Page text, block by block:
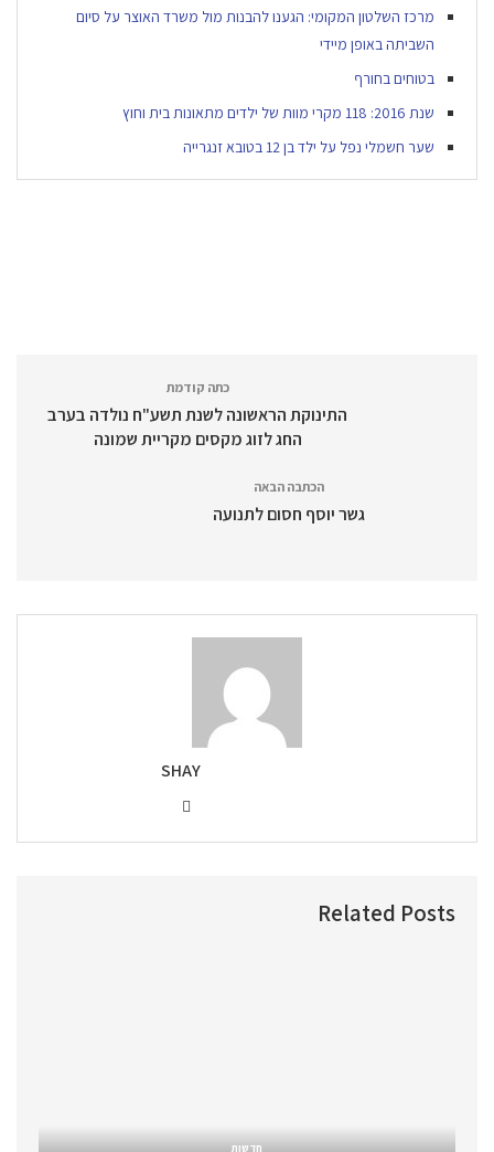
מרכז השלטון המקומי: הגענו להבנות מול משרד האוצר על סיום
השביתה באופן מיידי
בטוחים בחורף
שנת 2016: 118 מקרי מוות של ילדים מתאונות בית וחוץ
שער חשמלי נפל על ילד בן 12 בטובא זנגרייה
כתה קודמת
התינוקת הראשונה לשנת תשע"ח נולדה בערב
החג לזוג מקסים מקריית שמונה
הכתבה הבאה
גשר יוסף חסום לתנועה
SHAY
Related Posts
חדשות